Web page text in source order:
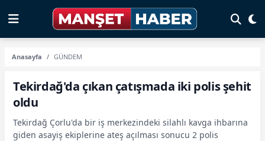
Anasayfa GÜNDEM
Tekirdağ'da çıkan çatışmada iki polis şehit
oldu
Tekirdağ Çorlu'da bir iş merkezindeki silahlı kavga ihbarına
giden asayiş ekiplerine ateş açılması sonucu 2 polis